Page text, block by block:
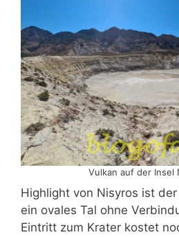
Vulkan auf der Insel
Highlight von Nisyros ist
ein ovales Tal ohne
Eintritt zum Krater kostet